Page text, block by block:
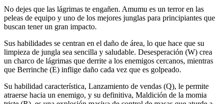
No dejes que las lágrimas te engañen. Amumu es un terror en las
peleas de equipo y uno de los mejores junglas para principiantes que
buscan tener un gran impacto.
Sus habilidades se centran en el daño de área, lo que hace que su
limpieza de jungla sea sencilla y saludable. Desesperación (W) crea
un charco de lágrimas que derrite a los enemigos cercanos, mientras
que Berrinche (E) inflige daño cada vez que es golpeado.
Su habilidad característica, Lanzamiento de vendas (Q), le permite
atraerse hacia un enemigo, y su definitiva, Maldición de la momia